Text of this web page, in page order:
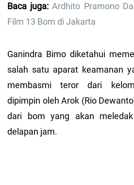
Baca juga: Ardhito Pramono
Film 13 Bom di Jakarta
Ganindra Bimo diketahui
salah satu aparat keamanan
membasmi teror dari
dipimpin oleh Arok (Rio
dari bom yang akan
delapan jam.